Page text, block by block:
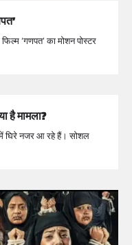
‘गणपत’ का मोशन पोस्टर
है मामला?
में घिरे नजर आ रहे हैं। सोशल